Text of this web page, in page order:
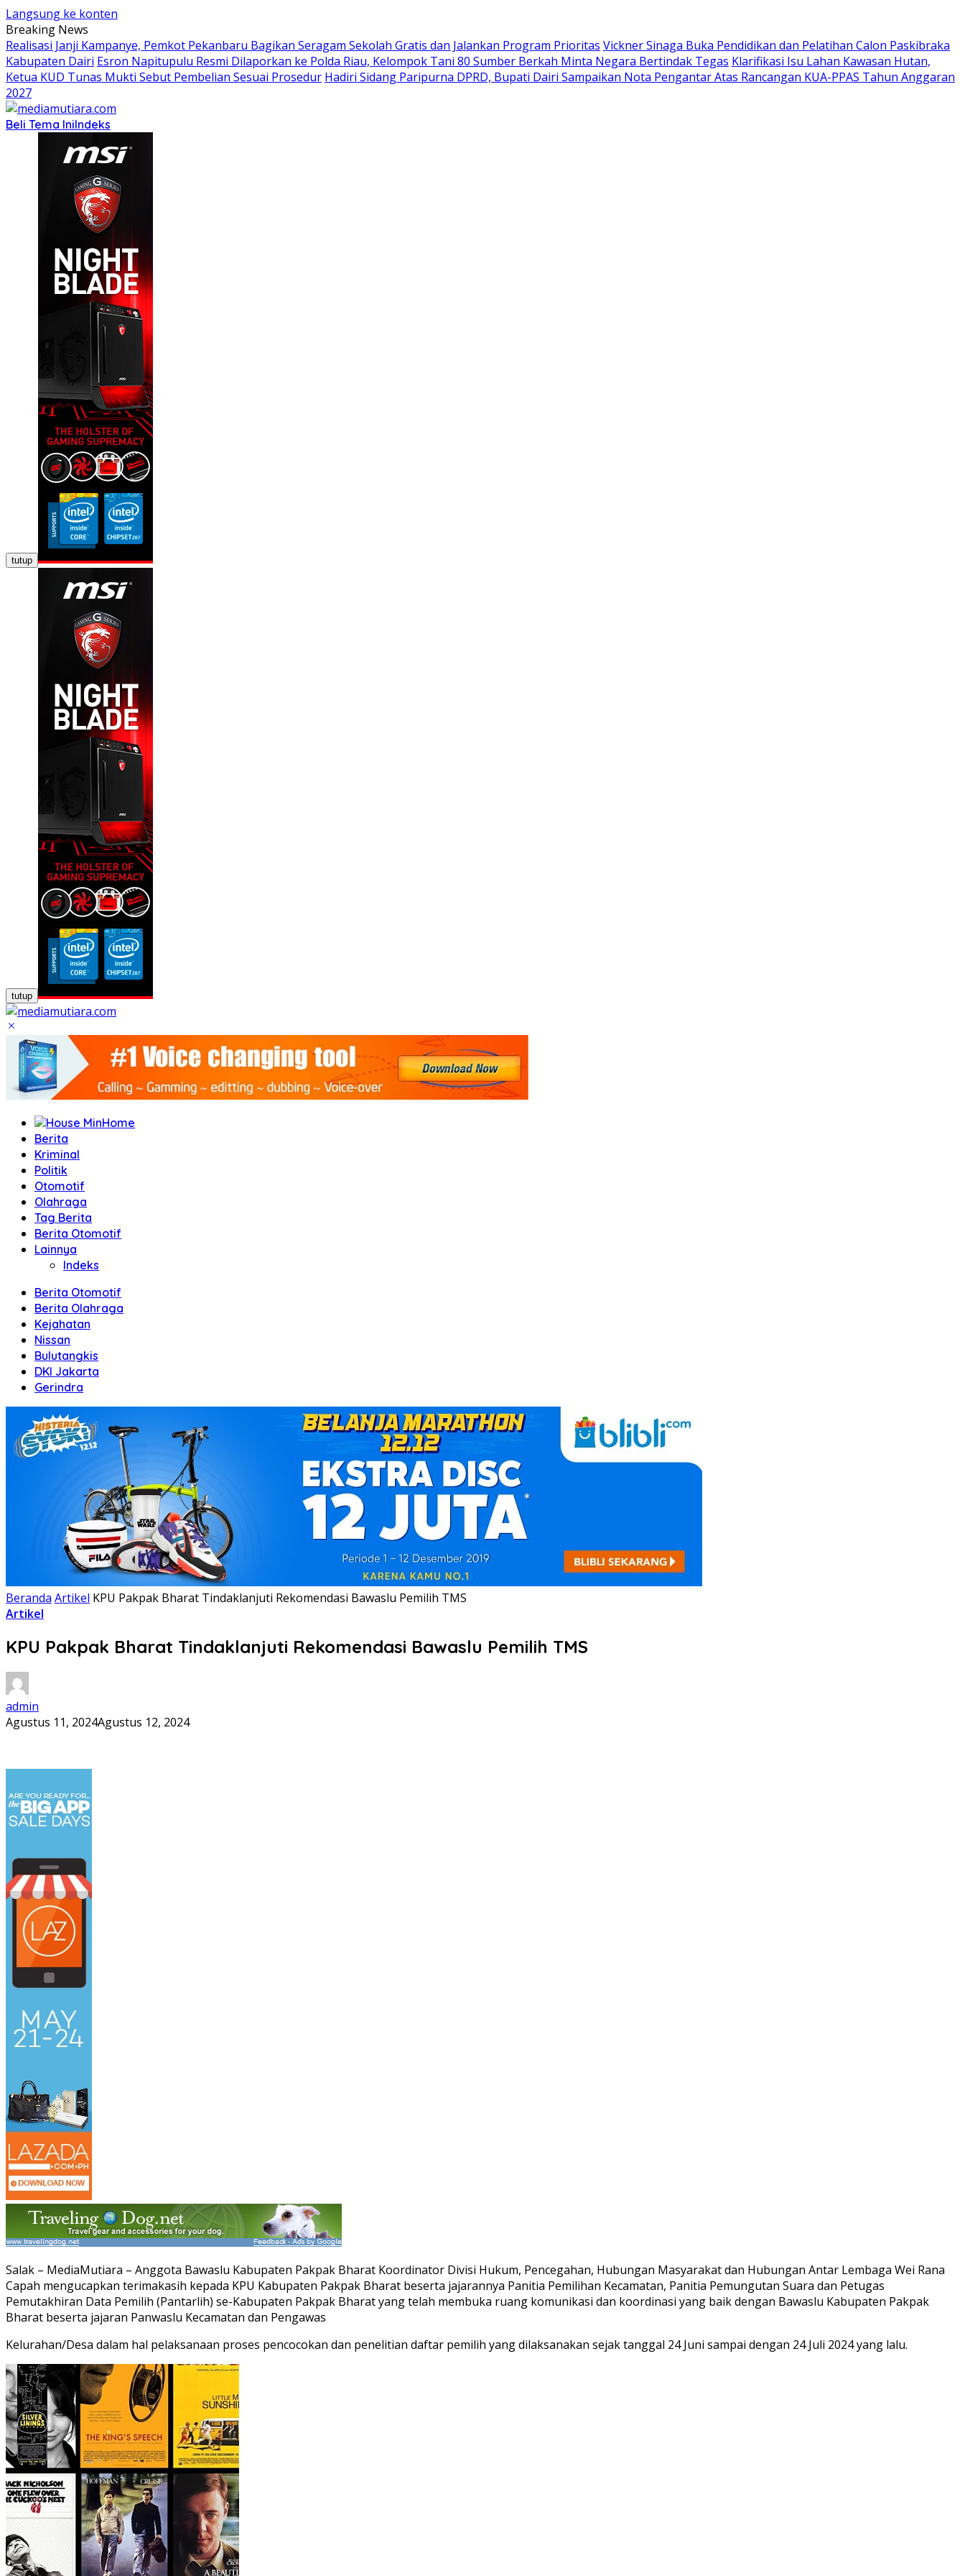
Langsung ke konten
Breaking News
Realisasi Janji Kampanye, Pemkot Pekanbaru Bagikan Seragam Sekolah Gratis dan Jalankan Program Prioritas Vickner Sinaga Buka Pendidikan dan Pelatihan Calon Paskibraka
Kabupaten Dairi Esron Napitupulu Resmi Dilaporkan ke Polda Riau, Kelompok Tani 80 Sumber Berkah Minta Negara Bertindak Tegas Klarifikasi Isu Lahan Kawasan Hutan,
Ketua KUD Tunas Mukti Sebut Pembelian Sesuai Prosedur Hadiri Sidang Paripurna DPRD, Bupati Dairi Sampaikan Nota Pengantar Atas Rancangan KUA-PPAS Tahun Anggaran
2027
Beli Tema IniIndeks
tutup
tutup
Home
Berita
Kriminal
Politik
Otomotif
Olahraga
Tag Berita
Berita Otomotif
Lainnya
Indeks
Berita Otomotif
Berita Olahraga
Kejahatan
Nissan
Bulutangkis
DKI Jakarta
Gerindra
Beranda Artikel KPU Pakpak Bharat Tindaklanjuti Rekomendasi Bawaslu Pemilih TMS
Artikel
KPU Pakpak Bharat Tindaklanjuti Rekomendasi Bawaslu Pemilih TMS
admin
Agustus 11, 2024Agustus 12, 2024
Salak – MediaMutiara – Anggota Bawaslu Kabupaten Pakpak Bharat Koordinator Divisi Hukum, Pencegahan, Hubungan Masyarakat dan Hubungan Antar Lembaga Wei Rana
Capah mengucapkan terimakasih kepada KPU Kabupaten Pakpak Bharat beserta jajarannya Panitia Pemilihan Kecamatan, Panitia Pemungutan Suara dan Petugas
Pemutakhiran Data Pemilih (Pantarlih) se-Kabupaten Pakpak Bharat yang telah membuka ruang komunikasi dan koordinasi yang baik dengan Bawaslu Kabupaten Pakpak
Bharat beserta jajaran Panwaslu Kecamatan dan Pengawas
Kelurahan/Desa dalam hal pelaksanaan proses pencocokan dan penelitian daftar pemilih yang dilaksanakan sejak tanggal 24 Juni sampai dengan 24 Juli 2024 yang lalu.